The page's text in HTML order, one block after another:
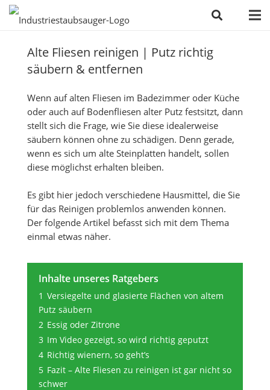
Alte Fliesen reinigen | Putz richtig
säubern & entfernen
Wenn auf alten Fliesen im Badezimmer oder Küche
oder auch auf Bodenfliesen alter Putz festsitzt, dann
stellt sich die Frage, wie Sie diese idealerweise
säubern können ohne zu schädigen. Denn gerade,
wenn es sich um alte Steinplatten handelt, sollen
diese möglichst erhalten bleiben.
Es gibt hier jedoch verschiedene Hausmittel, die Sie
für das Reinigen problemlos anwenden können.
Der folgende Artikel befasst sich mit dem Thema
einmal etwas näher.
Inhalte unseres Ratgebers
1 Versiegelte und glasierte Flächen von altem
Putz säubern
2 Essig oder Zitrone
3 Im Video gezeigt, so wird richtig geputzt
4 Richtig wienern, so geht’s
5 Fazit – Alte Fliesen zu reinigen ist gar nicht so
schwer